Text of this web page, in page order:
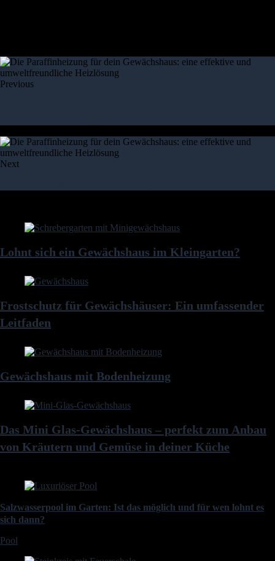
Previous
Next
Lohnt sich ein Gewächshaus im Kleingarten?
Frostschutz für Gewächshäuser: Ein umfassender
Leitfaden
Gewächshaus mit Bodenheizung
Das Mini Glas-Gewächshaus – perfekt zum Anbau
von Kräutern und Gemüse in deiner Küche
Salzwasserpool im Garten: Ist das möglich und für wen lohnt es
sich dann?
Pool